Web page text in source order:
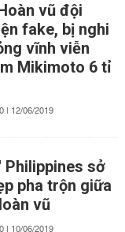
vũ đội
fake, bị nghi
vĩnh viễn
Mikimoto 6 tỉ
| 12/06/2019
Philippines sở
pha trộn giữa
vũ